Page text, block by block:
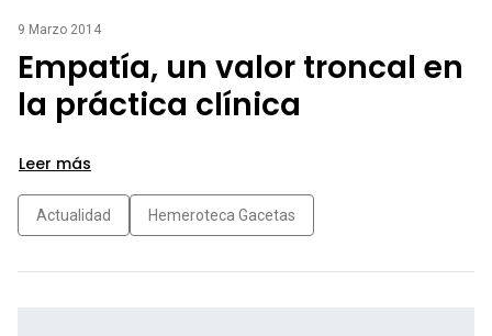
9 Marzo 2014
Empatía, un valor troncal en
la práctica clínica
Leer más
Actualidad Hemeroteca Gacetas